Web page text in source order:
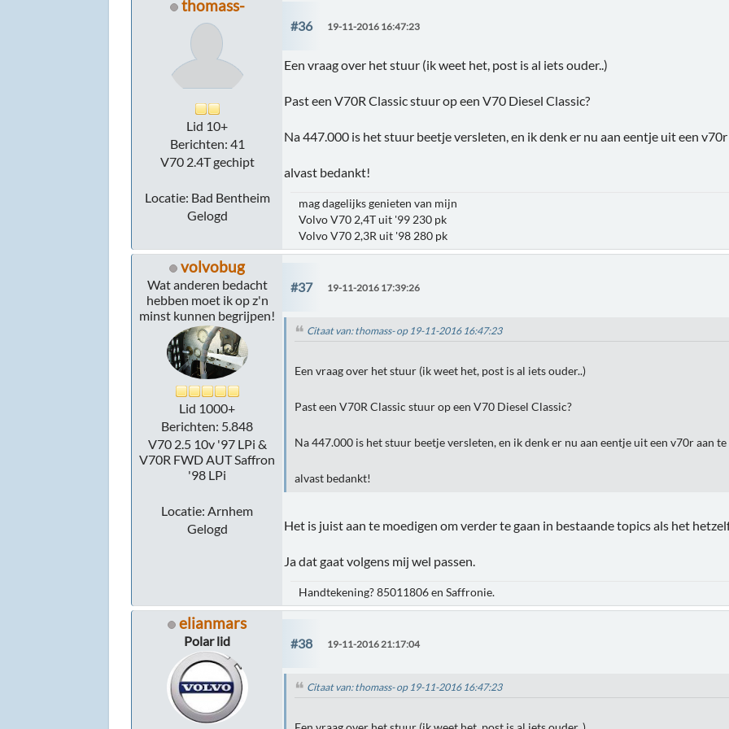
thomass-
Lid 10+
Berichten: 41
V70 2.4T gechipt
Locatie: Bad Bentheim
Gelogd
#36 19-11-2016 16:47:23
Een vraag over het stuur (ik weet het, post is al iets ouder..)
Past een V70R Classic stuur op een V70 Diesel Classic?
Na 447.000 is het stuur beetje versleten, en ik denk er nu aan eentje uit een v70r
alvast bedankt!
mag dagelijks genieten van mijn
Volvo V70 2,4T uit '99 230 pk
Volvo V70 2,3R uit '98 280 pk
volvobug
Wat anderen bedacht
hebben moet ik op z'n
minst kunnen begrijpen!
Lid 1000+
Berichten: 5.848
V70 2.5 10v '97 LPi &
V70R FWD AUT Saffron
'98 LPi
Locatie: Arnhem
Gelogd
#37 19-11-2016 17:39:26
Citaat van: thomass- op 19-11-2016 16:47:23
Een vraag over het stuur (ik weet het, post is al iets ouder..)
Past een V70R Classic stuur op een V70 Diesel Classic?
Na 447.000 is het stuur beetje versleten, en ik denk er nu aan eentje uit een v70r aan te
alvast bedankt!
Het is juist aan te moedigen om verder te gaan in bestaande topics als het
Ja dat gaat volgens mij wel passen.
Handtekening? 85011806 en Saffronie.
elianmars
Polar lid #38 19-11-2016 21:17:04
Citaat van: thomass- op 19-11-2016 16:47:23